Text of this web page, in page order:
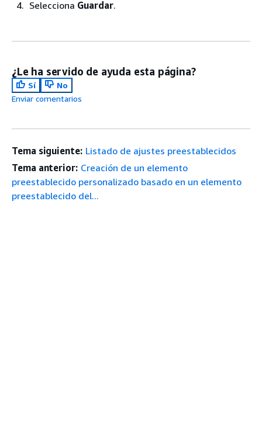
Selecciona Guardar.
¿Le ha servido de ayuda esta página?
Sí
No
Enviar comentarios
Tema siguiente: Listado de ajustes preestablecidos
Tema anterior: Creación de un elemento
preestablecido personalizado basado en un elemento
preestablecido del...